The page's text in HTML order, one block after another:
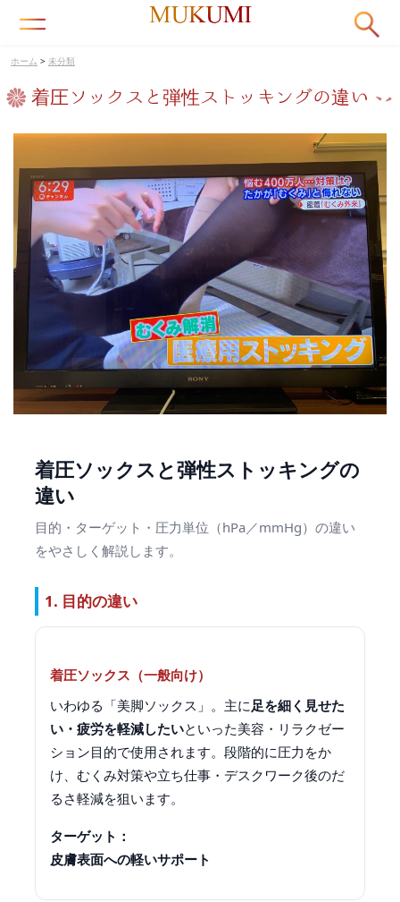
日本の医師たちが驚く最先端治療を手掛けてきた
ホーム > 未分類
着圧ソックスと弾性ストッキングの違い
着圧ソックスと弾性ストッキングの
違い
目的・ターゲット・圧力単位（hPa／mmHg）の違い
をやさしく解説します。
1. 目的の違い
着圧ソックス（一般向け）
いわゆる「美脚ソックス」。主に 足を細く見せた
い・疲労を軽減したいといった美容・リラクゼー
ション目的で使用されます。段階的に圧力をか
け、むくみ対策や立ち仕事・デスクワーク後のだ
るさ軽減を狙います。
ターゲット：
皮膚表面への軽いサポート